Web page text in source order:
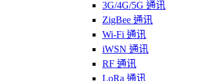
3G/4G/5G 通讯
ZigBee 通讯
Wi-Fi 通讯
iWSN 通讯
RF 通讯
LoRa 通讯